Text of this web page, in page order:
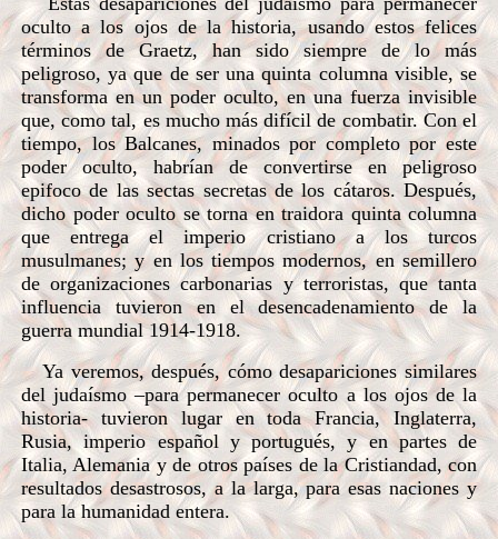
oculto a los ojos de la historia, usando estos felices
términos de Graetz, han sido siempre de lo más
peligroso, ya que de ser una quinta columna visible, se
transforma en un poder oculto, en una fuerza invisible
que, como tal, es mucho más difícil de combatir. Con el
tiempo, los Balcanes, minados por completo por este
poder oculto, habrían de convertirse en peligroso
epifoco de las sectas secretas de los cátaros. Después,
dicho poder oculto se torna en traidora quinta columna
que entrega el imperio cristiano a los turcos
musulmanes; y en los tiempos modernos, en semillero
de organizaciones carbonarias y terroristas, que tanta
influencia tuvieron en el desencadenamiento de la
guerra mundial 1914-1918.
Ya veremos, después, cómo desapariciones similares
del judaísmo –para permanecer oculto a los ojos de la
historia- tuvieron lugar en toda Francia, Inglaterra,
Rusia, imperio español y portugués, y en partes de
Italia, Alemania y de otros países de la Cristiandad, con
resultados desastrosos, a la larga, para esas naciones y
para la humanidad entera.